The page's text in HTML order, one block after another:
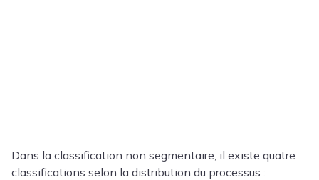
Dans la classification non segmentaire, il existe quatre
classifications selon la distribution du processus :